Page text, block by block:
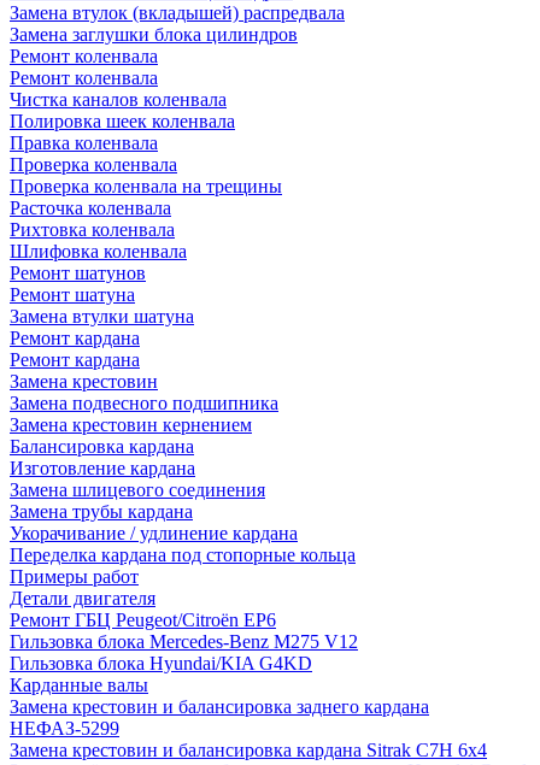
Замена втулок (вкладышей) распредвала
Замена заглушки блока цилиндров
Ремонт коленвала
Ремонт коленвала
Чистка каналов коленвала
Полировка шеек коленвала
Правка коленвала
Проверка коленвала
Проверка коленвала на трещины
Расточка коленвала
Рихтовка коленвала
Шлифовка коленвала
Ремонт шатунов
Ремонт шатуна
Замена втулки шатуна
Ремонт кардана
Ремонт кардана
Замена крестовин
Замена подвесного подшипника
Замена крестовин кернением
Балансировка кардана
Изготовление кардана
Замена шлицевого соединения
Замена трубы кардана
Укорачивание / удлинение кардана
Переделка кардана под стопорные кольца
Примеры работ
Детали двигателя
Ремонт ГБЦ Peugeot/Citroën EP6
Гильзовка блока Mercedes-Benz M275 V12
Гильзовка блока Hyundai/KIA G4KD
Карданные валы
Замена крестовин и балансировка заднего кардана
НЕФАЗ-5299
Замена крестовин и балансировка кардана Sitrak C7H 6x4